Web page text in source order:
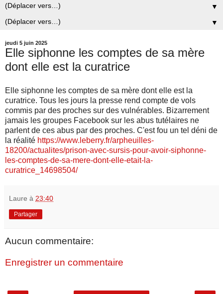
▼
▼
jeudi 5 juin 2025
Elle siphonne les comptes de sa mère
dont elle est la curatrice
Elle siphonne les comptes de sa mère dont elle est la
curatrice. Tous les jours la presse rend compte de vols
commis par des proches sur des vulnérables. Bizarrement
jamais les groupes Facebook sur les abus tutélaires ne
parlent de ces abus par des proches. C'est fou un tel déni de
la réalité https://www.leberry.fr/arpheuilles-
18200/actualites/prison-avec-sursis-pour-avoir-siphonne-
les-comptes-de-sa-mere-dont-elle-etait-la-
curatrice_14698504/
Laure à 23:40
Partager
Aucun commentaire:
Enregistrer un commentaire